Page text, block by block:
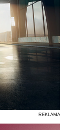
REKLAMA